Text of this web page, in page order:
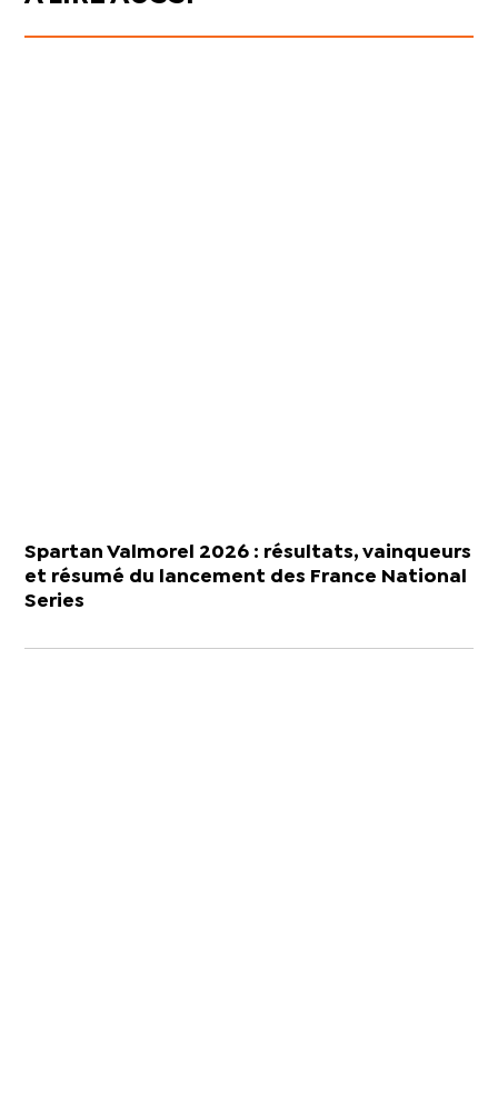
Spartan Valmorel 2026 : résultats, vainqueurs
et résumé du lancement des France National
Series